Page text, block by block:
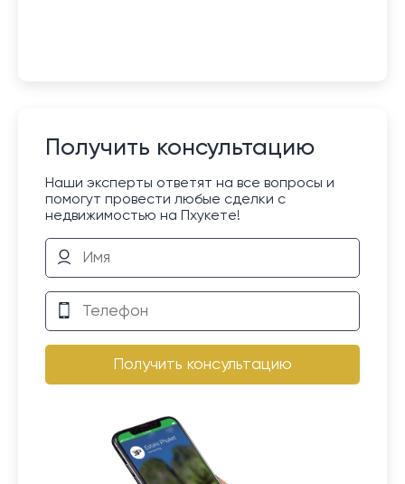
Получить консультацию
Наши эксперты ответят на все вопросы и
помогут провести любые сделки с
недвижимостью на Пхукете!
Получить консультацию